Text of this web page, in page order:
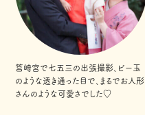
筥崎宮で七五三の出張撮影、ビー玉
のような透き通った目で、まるでお人形
さんのような可愛さでした♡